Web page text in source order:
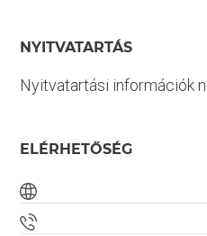
NYITVATARTÁS
Nyitvatartási információk
ELÉRHETŐSÉG